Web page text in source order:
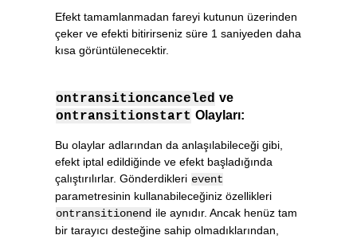
Efekt tamamlanmadan fareyi kutunun üzerinden
çeker ve efekti bitirirseniz süre 1 saniyeden daha
kısa görüntülenecektir.
ontransitioncanceled ve
ontransitionstart Olayları:
Bu olaylar adlarından da anlaşılabileceği gibi,
efekt iptal edildiğinde ve efekt başladığında
çalıştırılırlar. Gönderdikleri event
parametresinin kullanabileceğiniz özellikleri
ontransitionend ile aynıdır. Ancak henüz tam
bir tarayıcı desteğine sahip olmadıklarından,